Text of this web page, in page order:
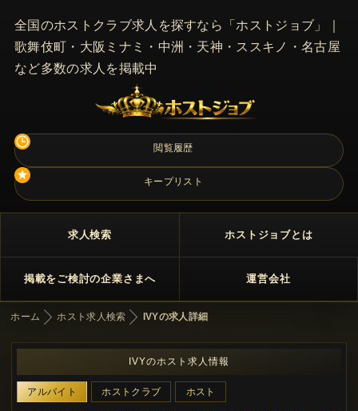
全国のホストクラブ求人を探すなら「ホストジョブ」｜
歌舞伎町・大阪ミナミ・中洲・天神・ススキノ・名古屋
など多数の求人を掲載中
閲覧履歴
キープリスト
求人検索 ホストジョブとは
掲載をご検討の企業さまへ 運営会社
ホーム ホスト求人検索 IVYの求人詳細
IVYのホスト求人情報
アルバイト ホストクラブ ホスト